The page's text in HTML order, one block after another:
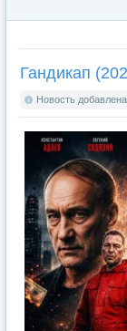
Гандикап
Новость